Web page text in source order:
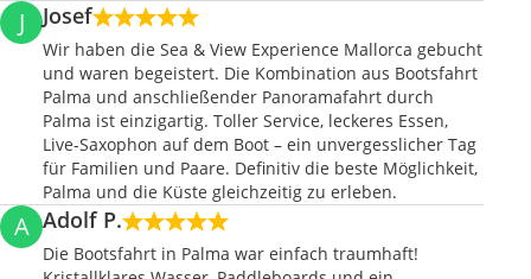
J Josef
Wir haben die Sea & View Experience Mallorca gebucht
und waren begeistert. Die Kombination aus Bootsfahrt
Palma und anschließender Panoramafahrt durch
Palma ist einzigartig. Toller Service, leckeres Essen,
Live-Saxophon auf dem Boot – ein unvergesslicher Tag
für Familien und Paare. Definitiv die beste Möglichkeit,
Palma und die Küste gleichzeitig zu erleben.
A Adolf P.
Die Bootsfahrt in Palma war einfach traumhaft!